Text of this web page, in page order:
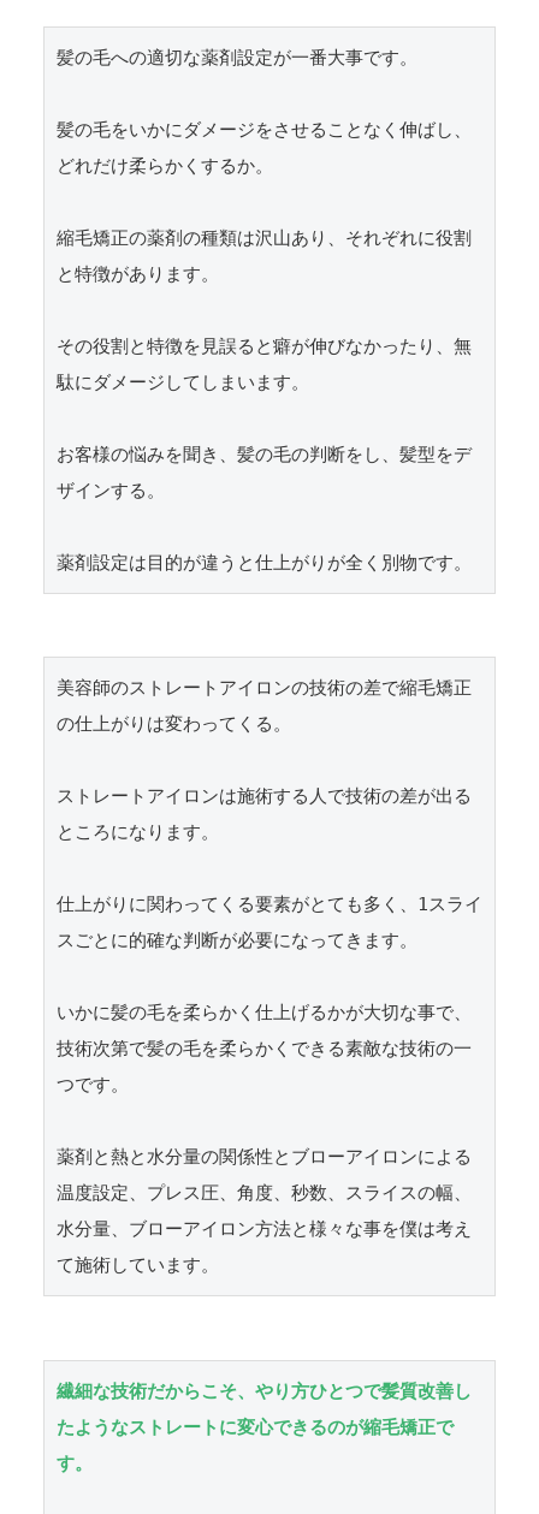
髪の毛への適切な薬剤設定が一番大事です。
髪の毛をいかにダメージをさせることなく伸ばし、
どれだけ柔らかくするか。
縮毛矯正の薬剤の種類は沢山あり、それぞれに役割
と特徴があります。
その役割と特徴を見誤ると癖が伸びなかったり、無
駄にダメージしてしまいます。
お客様の悩みを聞き、髪の毛の判断をし、髪型をデ
ザインする。
美容師のストレートアイロンの技術の差で縮毛矯正
の仕上がりは変わってくる。
ストレートアイロンは施術する人で技術の差が出る
ところになります。
仕上がりに関わってくる要素がとても多く、1スライ
スごとに的確な判断が必要になってきます。
いかに髪の毛を柔らかく仕上げるかが大切な事で、
技術次第で髪の毛を柔らかくできる素敵な技術の一
つです。
薬剤と熱と水分量の関係性とブローアイロンによる
温度設定、プレス圧、角度、秒数、スライスの幅、
水分量、ブローアイロン方法と様々な事を僕は考え
て施術しています。
繊細な技術だからこそ、やり方ひとつで髪質改善し
たようなストレートに変心できるのが縮毛矯正で
す。